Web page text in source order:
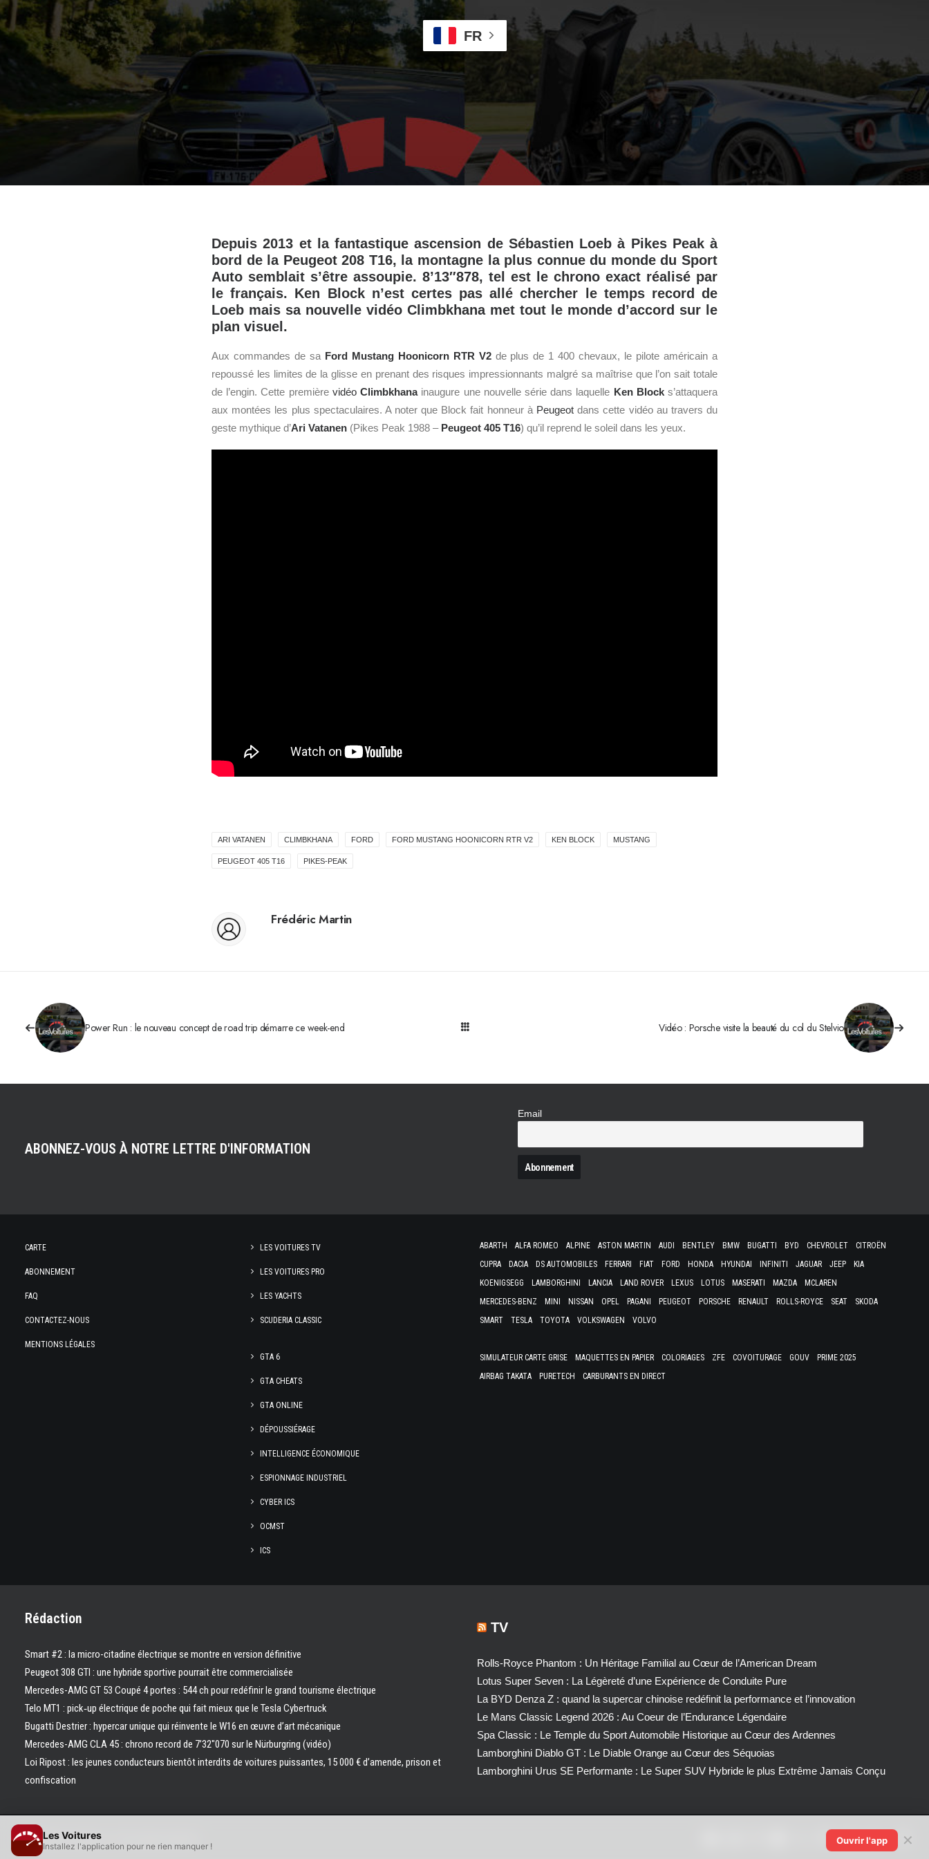
FR
Depuis 2013 et la fantastique ascension de Sébastien Loeb à Pikes Peak à
bord de la Peugeot 208 T16, la montagne la plus connue du monde du Sport
Auto semblait s’être assoupie. 8’13″878, tel est le chrono exact réalisé par
le français. Ken Block n’est certes pas allé chercher le temps record de
Loeb mais sa nouvelle vidéo Climbkhana met tout le monde d’accord sur le
plan visuel.
Aux commandes de sa FordMustang Hoonicorn RTR V2de plus de 1 400 chevaux, le pilote américain a
repoussé les limites de la glisse en prenant des risques impressionnants malgré sa maîtrise que l’on sait totale
de l’engin. Cette première vidéo Climbkhanainaugure une nouvelle série dans laquelle Ken Blocks’attaquera
aux montées les plus spectaculaires. A noter que Block fait honneur à Peugeot dans cette vidéo au travers du
geste mythique d’Ari Vatanen (Pikes Peak 1988 – Peugeot 405 T16) qu’il reprend le soleil dans les yeux.
ARI VATANEN CLIMBKHANA FORD FORD MUSTANG HOONICORN RTR V2 KEN BLOCK MUSTANG
PEUGEOT 405 T16 PIKES-PEAK
Frédéric Martin
Power Run : le nouveau concept de road trip démarre ce week-end Vidéo : Porsche visite la beauté du col du Stelvio
ABONNEZ-VOUS À NOTRE LETTRE D'INFORMATION
Email
CARTE
ABONNEMENT
FAQ
CONTACTEZ-NOUS
MENTIONS LÉGALES
LES VOITURES TV
LES VOITURES PRO
LES YACHTS
SCUDERIA CLASSIC
GTA 6
GTA CHEATS
GTA ONLINE
DÉPOUSSIÉRAGE
INTELLIGENCE ÉCONOMIQUE
ESPIONNAGE INDUSTRIEL
CYBER ICS
OCMST
ICS
ABARTH ALFA ROMEO ALPINE ASTON MARTIN AUDI BENTLEY BMW BUGATTI BYD CHEVROLET
CITROËN
CUPRA
DACIA DS AUTOMOBILES FERRARI FIAT FORD HONDA HYUNDAI INFINITI JAGUAR JEEP
KIA
KOENIGSEGG
LAMBORGHINI LANCIA LAND ROVER LEXUS LOTUS MASERATI MAZDA
MCLAREN
MERCEDES-BENZ
MINI NISSAN OPEL PAGANI PEUGEOT PORSCHE RENAULT ROLLS-ROYCE SEAT
SKODA
SMART
TESLA TOYOTA VOLKSWAGEN VOLVO
SIMULATEUR CARTE GRISE MAQUETTES EN PAPIER COLORIAGES ZFE COVOITURAGE GOUV
PRIME 2025
AIRBAG TAKATA
PURETECH CARBURANTS EN DIRECT
Rédaction
Smart #2 : la micro-citadine électrique se montre en version définitive
Peugeot 308 GTI : une hybride sportive pourrait être commercialisée
Mercedes-AMG GT 53 Coupé 4 portes : 544 ch pour redéfinir le grand tourisme électrique
Telo MT1 : pick‑up électrique de poche qui fait mieux que le Tesla Cybertruck
Bugatti Destrier : hypercar unique qui réinvente le W16 en œuvre d’art mécanique
Mercedes-AMG CLA 45 : chrono record de 7’32″070 sur le Nürburgring (vidéo)
Loi Ripost : les jeunes conducteurs bientôt interdits de voitures puissantes, 15 000 € d’amende, prison et
confiscation
TV
Rolls-Royce Phantom : Un Héritage Familial au Cœur de l’American Dream
Lotus Super Seven : La Légèreté d’une Expérience de Conduite Pure
La BYD Denza Z : quand la supercar chinoise redéfinit la performance et l’innovation
Le Mans Classic Legend 2026 : Au Coeur de l’Endurance Légendaire
Spa Classic : Le Temple du Sport Automobile Historique au Cœur des Ardennes
Lamborghini Diablo GT : Le Diable Orange au Cœur des Séquoias
Lamborghini Urus SE Performante : Le Super SUV Hybride le plus Extrême Jamais Conçu
© 2026 Les Voitures. | Tous droits réservés.
Les Voitures
Installez l'application pour ne rien manquer !
Ouvrir l'app ✕